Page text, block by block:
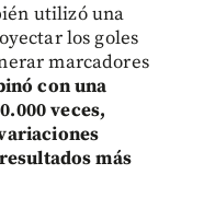
utilizó una
los goles
marcadores
con una
veces,
más